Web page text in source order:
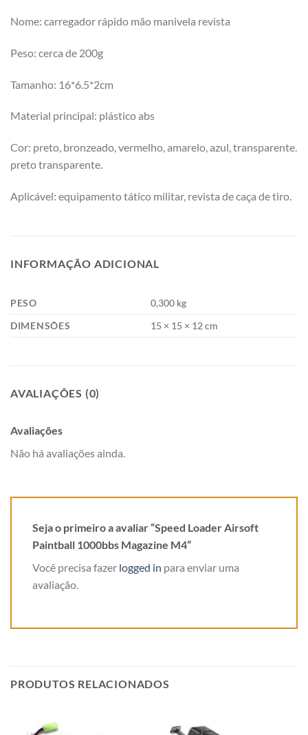
Nome: carregador rápido mão manivela revista
Peso: cerca de 200g
Tamanho: 16*6.5*2cm
Material principal: plástico abs
Cor: preto, bronzeado, vermelho, amarelo, azul, transparente.
preto transparente.
Aplicável: equipamento tático militar, revista de caça de tiro.
INFORMAÇÃO ADICIONAL
PESO
0,300 kg
DIMENSÕES
15 × 15 × 12 cm
AVALIAÇÕES (0)
Avaliações
Não há avaliações ainda.
Seja o primeiro a avaliar “Speed Loader Airsoft
Paintball 1000bbs Magazine M4”
Você precisa fazer logged in para enviar uma
avaliação.
PRODUTOS RELACIONADOS